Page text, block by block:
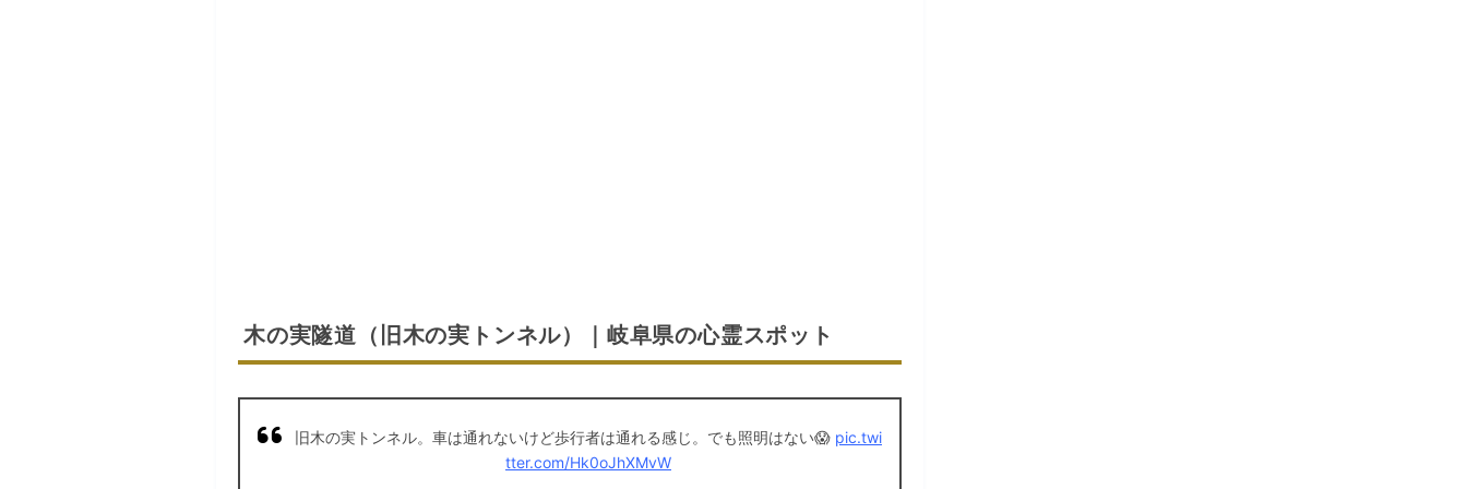
木の実隧道（旧木の実トンネル）｜岐阜県の心霊スポット
旧木の実トンネル。車は通れないけど歩行者は通れる感じ。でも照明はない😱 pic.twi
tter.com/Hk0oJhXMvW